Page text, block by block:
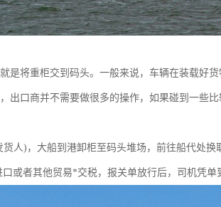
是将重柜交到码头。一般来说，车辆在装载好
出口商并不需要做很多的操作，如果碰到一些
人)，大船到港卸柜至码头堆场，前往船代处
或者其他贸易*交税，报关单放行后，司机凭单